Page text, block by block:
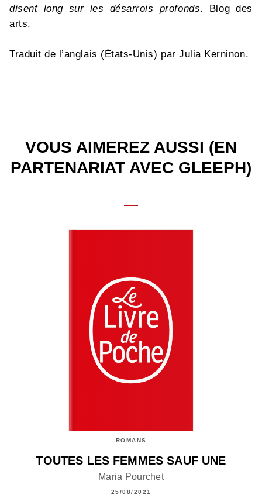
disent long sur les désarrois profonds. Blog des
arts.
Traduit de l’anglais (États-Unis) par Julia Kerninon.
VOUS AIMEREZ AUSSI (EN
PARTENARIAT AVEC GLEEPH)
ROMANS
TOUTES LES FEMMES SAUF UNE
Maria Pourchet
25/08/2021